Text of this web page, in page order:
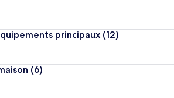
principaux (12)
(6)